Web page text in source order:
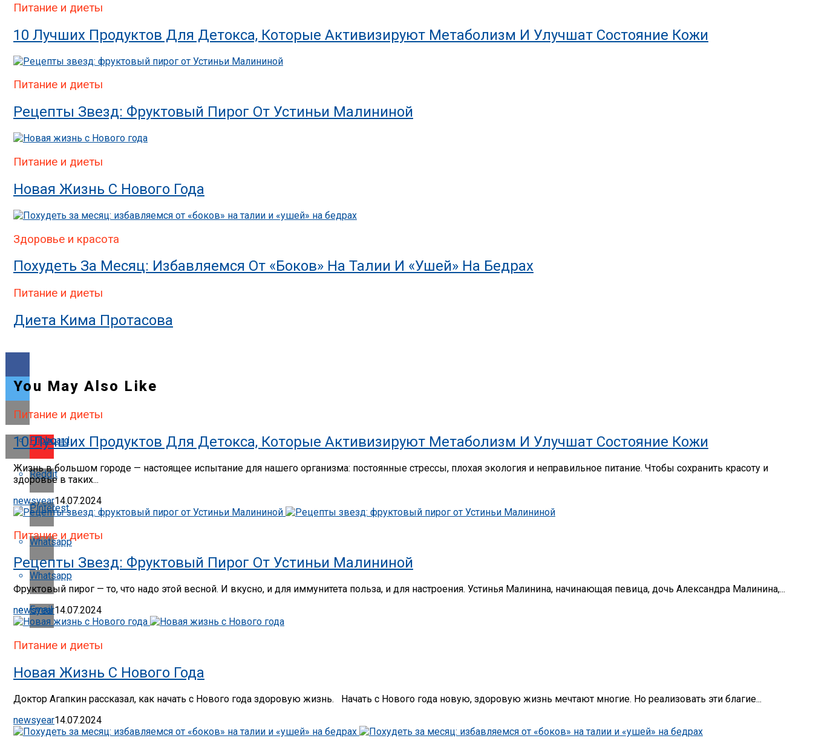
Питание и диеты
10 Лучших Продуктов Для Детокса, Которые Активизируют Метаболизм И Улучшат Состояние Кожи
Питание и диеты
Рецепты Звезд: Фруктовый Пирог От Устиньи Малининой
Питание и диеты
Новая Жизнь С Нового Года
Здоровье и красота
Похудеть За Месяц: Избавляемся От «боков» На Талии И «ушей» На Бедрах
Питание и диеты
Диета Кима Протасова
Flipboard
Reddit
Pinterest
Whatsapp
Whatsapp
Email
You May Also Like
Питание и диеты
10 Лучших Продуктов Для Детокса, Которые Активизируют Метаболизм И Улучшат Состояние Кожи
Жизнь в большом городе — настоящее испытание для нашего организма: постоянные стрессы, плохая экология и неправильное питание. Чтобы сохранить красоту и
здоровье в таких...
newsyear14.07.2024
Питание и диеты
Рецепты Звезд: Фруктовый Пирог От Устиньи Малининой
Фруктовый пирог — то, что надо этой весной. И вкусно, и для иммунитета польза, и для настроения. Устинья Малинина, начинающая певица, дочь Александра Малинина,...
newsyear14.07.2024
Питание и диеты
Новая Жизнь С Нового Года
Доктор Агапкин рассказал, как начать с Нового года здоровую жизнь. Начать с Нового года новую, здоровую жизнь мечтают многие. Но реализовать эти благие...
newsyear14.07.2024